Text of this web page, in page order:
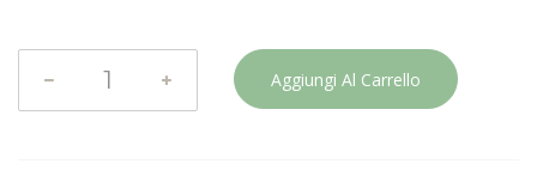
Aggiungi Al Carrello